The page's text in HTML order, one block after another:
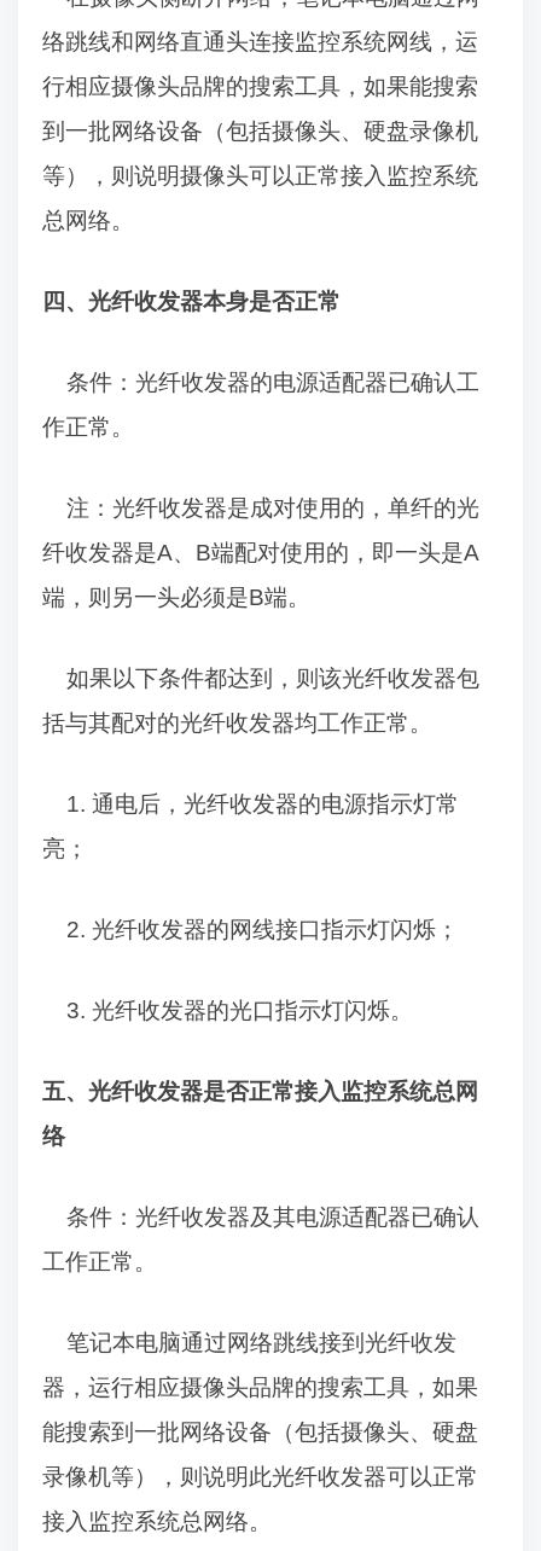
络跳线和网络直通头连接监控系统网线， 运
行相应摄像头品牌的搜索工具，如果能搜索
到一批网络设备（包括摄像头、硬盘录像机
等），则说明摄像头可以正常接入监控系统
总网络。
四、光纤收发器本身是否正常
条件： 光纤收发器的电源适配器已确认工
作正常。
注：光纤收发器是成对使用的，单纤的光
纤收发器是A、 B端配对使用的，即一头是A
端，则另一头必须是B端。
如果以下条件都达到，则该光纤收发器包
括与其配对的光纤收发器均工作正常。
1. 通电后， 光纤收发器的电源指示灯常
亮；
2. 光纤收发器的网线接口指示灯闪烁；
3. 光纤收发器的光口指示灯闪烁。
五、光纤收发器是否正常接入监控系统总网
络
条件： 光纤收发器及其电源适配器已确认
工作正常。
笔记本电脑通过网络跳线接到光纤收发
器， 运行相应摄像头品牌的搜索工具，如果
能搜索到一批网络设备（包括摄像头、硬盘
录像机等），则说明此光纤收发器可以正常
接入监控系统总网络。